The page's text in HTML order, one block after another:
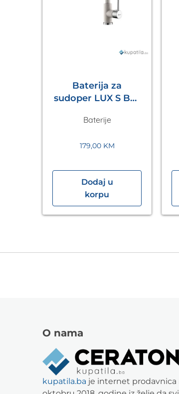
Baterija za
sudoper LUX S Bež
Baterije
179,00 KM
Dodaj u
korpu
O nama
kupatila.ba je internet prodavnica